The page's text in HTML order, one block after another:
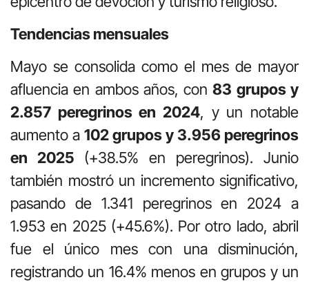
Tendencias mensuales
Mayo se consolida como el mes de mayor
afluencia en ambos años, con83 grupos y
2.857 peregrinos en 2024, y un notable
aumento a 102 grupos y 3.956 peregrinos
en 2025 (+38.5% en peregrinos). Junio
también mostró un incremento significativo,
pasando de 1.341 peregrinos en 2024 a
1.953 en 2025 (+45.6%). Por otro lado, abril
fue el único mes con una disminución,
registrando un 16.4% menos en grupos y un